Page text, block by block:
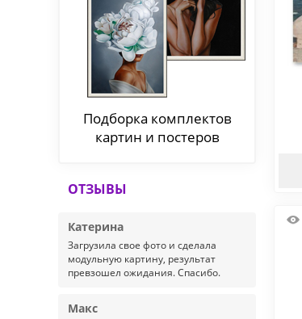
Подборка комплектов
картин и постеров
ОТЗЫВЫ
Катерина
Загрузила свое фото и сделала
модульную картину, результат
превзошел ожидания. Спасибо.
Макс